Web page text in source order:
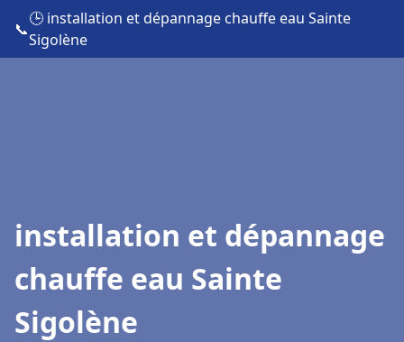
📞
🕒 installation et dépannage chauffe eau Sainte
Sigolène
installation et dépannage
chauffe eau Sainte
Sigolène